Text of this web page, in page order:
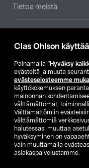
Clas Ohlson
Painamalla ”Hyväksy
evästeitä ja muuta
evästeselosteemme
käyttökokemuksen
mainonnan
välttämättömät,
Välttämättömiin
välttämättömiä
halutessasi muuttaa
hyväksyminen on
vain muuttamalla
asiakaspalvelustamme.
Tietoa meistä